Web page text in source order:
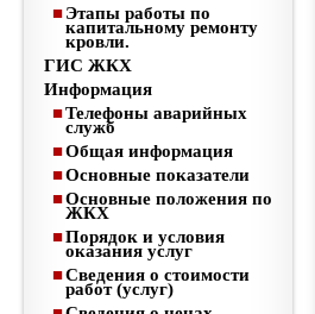
Этапы работы по
капитальному ремонту
кровли.
ГИС ЖКХ
Информация
Телефоны аварийных
служб
Общая информация
Основные показатели
Основные положения по
ЖКХ
Порядок и условия
оказания услуг
Сведения о стоимости
работ (услуг)